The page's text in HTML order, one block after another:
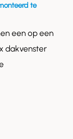
te
een op een
dakvenster